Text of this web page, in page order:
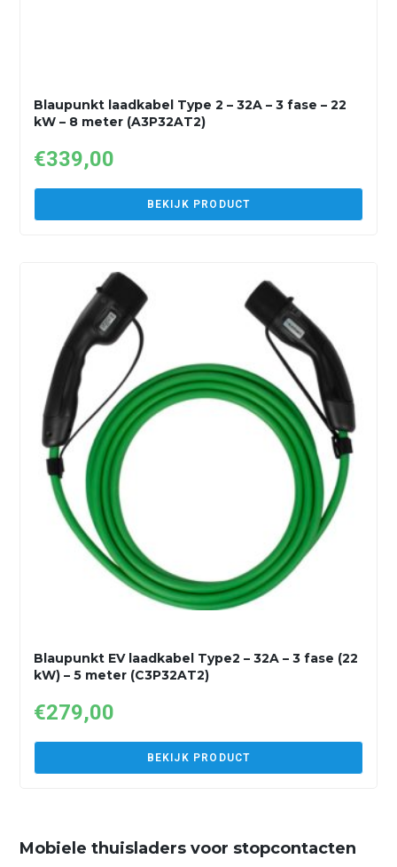
Blaupunkt laadkabel Type 2 – 32A – 3 fase – 22
kW – 8 meter (A3P32AT2)
€339,00
BEKIJK PRODUCT
Blaupunkt EV laadkabel Type2 – 32A – 3 fase (22
kW) – 5 meter (C3P32AT2)
€279,00
BEKIJK PRODUCT
Mobiele thuisladers voor stopcontacten